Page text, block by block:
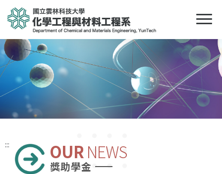
::: OURNEWS
獎助學金